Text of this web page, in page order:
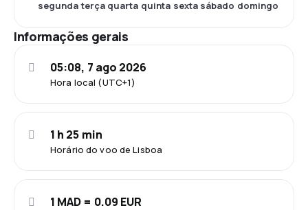
segunda terça quarta quinta sexta sábado domingo
Informações gerais
Hora local (UTC+1)
05:08, 7 ago 2026
Horário do voo de Lisboa
1 h 25 min
1 MAD = 0.09 EUR